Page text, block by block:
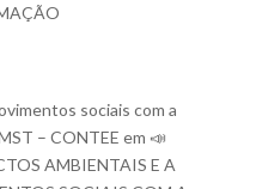
sociais com a
– CONTEE em 📣
AMBIENTAIS E A